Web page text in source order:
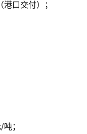
口交付）；
；